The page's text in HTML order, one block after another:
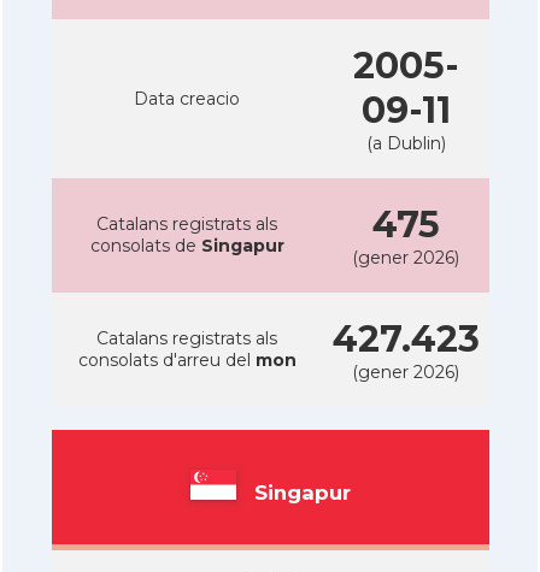
Data creacio
2005-
09-11
(a Dublin)
Catalans registrats als
consolats de Singapur 475
(gener 2026)
Catalans registrats als
consolats d'arreu del mon 427.423
(gener 2026)
Singapur